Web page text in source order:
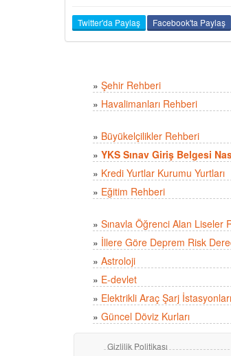
Twitter'da Paylaş Facebook'ta Paylaş
» Şehir Rehberi
» Havalimanları Rehberi
» Büyükelçilikler Rehberi
» YKS Sınav Giriş Belgesi
» Kredi Yurtlar Kurumu Yurtları
» Eğitim Rehberi
» Sınavla Öğrenci Alan Liseler
» İllere Göre Deprem Risk
» Astroloji
» E-devlet
» Elektrikli Araç Şarj
» Güncel Döviz Kurları
Gizlilik Politikası